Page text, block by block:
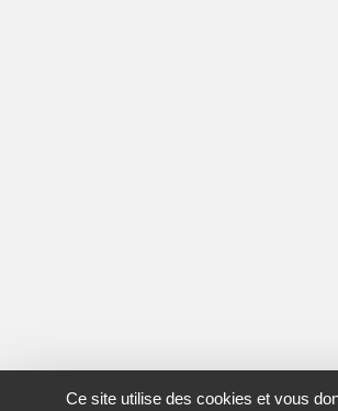
Ce site utilise des cookies et vous